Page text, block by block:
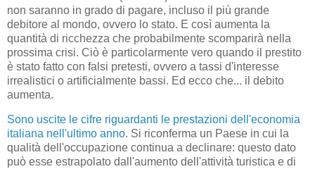
non saranno in grado di pagare, incluso il più grande
debitore al mondo, ovvero lo stato. E così aumenta la
quantità di ricchezza che probabilmente scomparirà nella
prossima crisi. Ciò è particolarmente vero quando il prestito
è stato fatto con falsi pretesti, ovvero a tassi d'interesse
irrealistici o artificialmente bassi. Ed ecco che... il debito
aumenta.
Sono uscite le cifre riguardanti le prestazioni dell'economia
italiana nell'ultimo anno. Si riconferma un Paese in cui la
qualità dell'occupazione continua a declinare: questo dato
può esse estrapolato dall'aumento dell'attività turistica e di